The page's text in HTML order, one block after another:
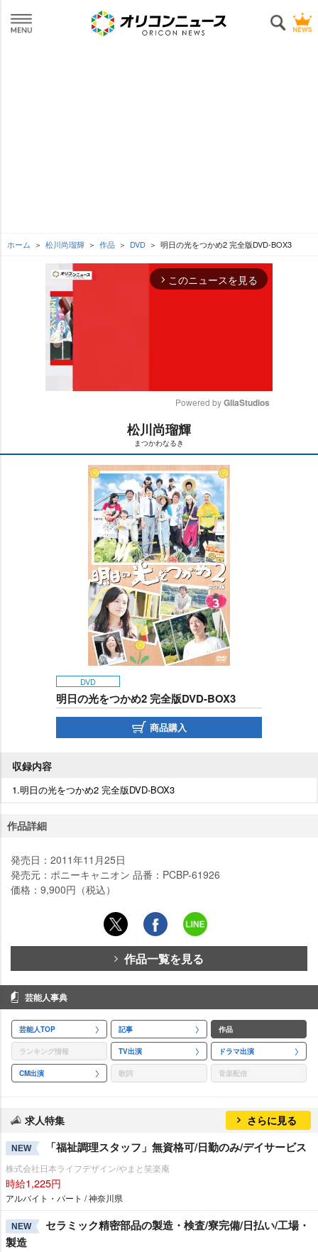
ホーム 松川尚瑠輝 作品 DVD 明日の光をつかめ2 完全版DVD-BOX3
arrow_forward_ios このニュースを見る
t
e
Powered by GliaStudios
松川尚瑠輝
まつかわなるき
DVD
明日の光をつかめ2 完全版DVD-BOX3
商品購入
収録内容
1.明日の光をつかめ2 完全版DVD-BOX3
作品詳細
発売日：2011年11月25日
発売元：ポニーキャニオン 品番：PCBP-61926
価格：9,900円（税込）
作品一覧を見る
芸能人事典
芸能人TOP 記事 作品
ランキング情報 TV出演 ドラマ出演
CM出演 歌詞 音楽配信
求人特集 さらに見る
NEW 「福祉調理スタッフ」無資格可/日勤のみ/デイサービス
株式会社日本ライフデザイン/やまと笑楽庵
時給1,225円
アルバイト・パート / 神奈川県
NEW
セラミック精密部品の製造・検査/寮完備/日払い/工場・
製造